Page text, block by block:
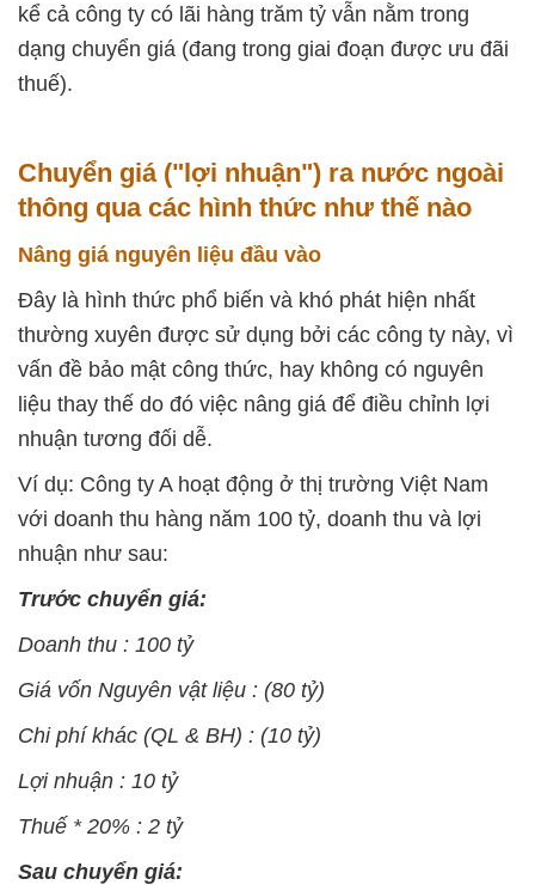
kể cả công ty có lãi hàng trăm tỷ vẫn nằm trong
dạng chuyển giá (đang trong giai đoạn được ưu đãi
thuế).
Chuyển giá ("lợi nhuận") ra nước ngoài
thông qua các hình thức như thế nào
Nâng giá nguyên liệu đầu vào
Đây là hình thức phổ biến và khó phát hiện nhất
thường xuyên được sử dụng bởi các công ty này, vì
vấn đề bảo mật công thức, hay không có nguyên
liệu thay thế do đó việc nâng giá để điều chỉnh lợi
nhuận tương đối dễ.
Ví dụ: Công ty A hoạt động ở thị trường Việt Nam
với doanh thu hàng năm 100 tỷ, doanh thu và lợi
nhuận như sau:
Trước chuyển giá:
Doanh thu : 100 tỷ
Giá vốn Nguyên vật liệu : (80 tỷ)
Chi phí khác (QL & BH) : (10 tỷ)
Lợi nhuận : 10 tỷ
Thuế * 20% : 2 tỷ
Sau chuyển giá: